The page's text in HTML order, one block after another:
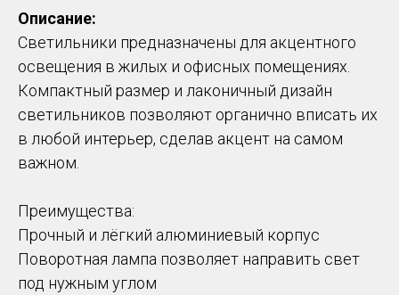
Описание:
Светильники предназначены для акцентного
освещения в жилых и офисных помещениях.
Компактный размер и лаконичный дизайн
светильников позволяют органично вписать их
в любой интерьер, сделав акцент на самом
важном.
Преимущества:
Прочный и лёгкий алюминиевый корпус
Поворотная лампа позволяет направить свет
под нужным углом